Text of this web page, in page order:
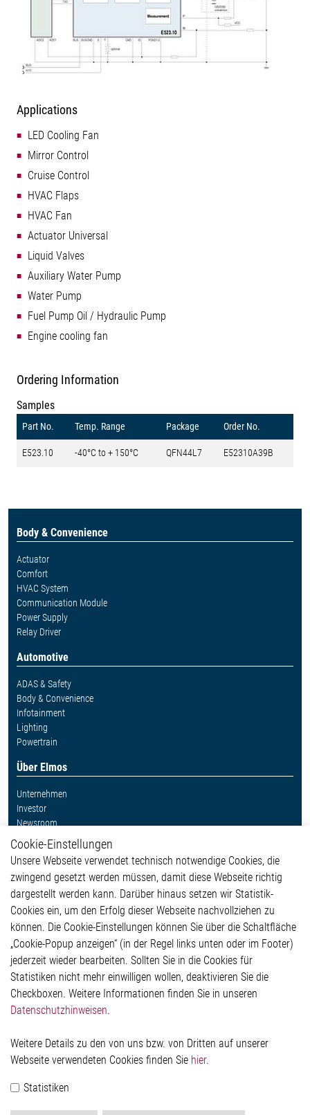
Applications
LED Cooling Fan
Mirror Control
Cruise Control
HVAC Flaps
HVAC Fan
Actuator Universal
Liquid Valves
Auxiliary Water Pump
Water Pump
Fuel Pump Oil / Hydraulic Pump
Engine cooling fan
Ordering Information
Samples
Part No. Temp. Range Package Order No.
E523.10 -40°C to + 150°C QFN44L7 E52310A39B
Body & Convenience
Actuator
Comfort
HVAC System
Communication Module
Power Supply
Relay Driver
Automotive
ADAS & Safety
Body & Convenience
Infotainment
Lighting
Powertrain
Über Elmos
Unternehmen
Investor
Newsroom
Weitere Links
Glossar
Kontakt
Hinweisgeberschutzsystem
Impressum
Datenschutzerklärung
Cookie-Popup anzeigen
Elmos Semiconductor SE
Werkstättenstraße 18
Telefon: +49 (0) 2171 / 40 183-0
Cookie-Einstellungen
Unsere Webseite verwendet technisch notwendige Cookies, die
zwingend gesetzt werden müssen, damit diese Webseite richtig
dargestellt werden kann. Darüber hinaus setzen wir Statistik-
Cookies ein, um den Erfolg dieser Webseite nachvollziehen zu
können. Die Cookie-Einstellungen können Sie über die Schaltfläche
„Cookie-Popup anzeigen“ (in der Regel links unten oder im Footer)
jederzeit wieder bearbeiten. Sollten Sie in die Cookies für
Statistiken nicht mehr einwilligen wollen, deaktivieren Sie die
Checkboxen. Weitere Informationen finden Sie in unseren
Datenschutzhinweisen.
Weitere Details zu den von uns bzw. von Dritten auf unserer
Webseite verwendeten Cookies finden Sie hier.
Statistiken